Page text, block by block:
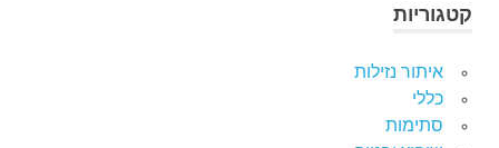
קטגוריות
איתור נזילות
כללי
סתימות